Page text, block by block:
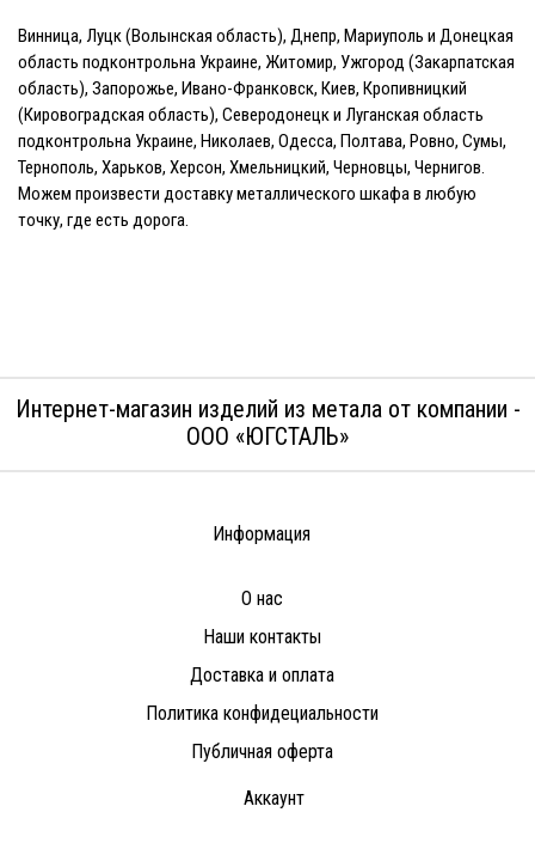
Винница, Луцк (Волынская область), Днепр, Мариуполь и Донецкая
область подконтрольна Украине, Житомир, Ужгород (Закарпатская
область), Запорожье, Ивано-Франковск, Киев, Кропивницкий
(Кировоградская область), Северодонецк и Луганская область
подконтрольна Украине, Николаев, Одесса, Полтава, Ровно, Сумы,
Тернополь, Харьков, Херсон, Хмельницкий, Черновцы, Чернигов.
Можем произвести доставку металлического шкафа в любую
точку, где есть дорога.
Интернет-магазин изделий из метала от компании -
ООО «ЮГСТАЛЬ»
Информация
О нас
Наши контакты
Доставка и оплата
Политика конфидециальности
Публичная оферта
Аккаунт